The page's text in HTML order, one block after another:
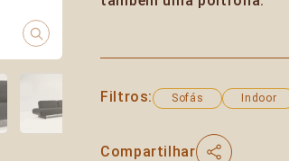
Filtros: Sofás Indoor
Compartilhar